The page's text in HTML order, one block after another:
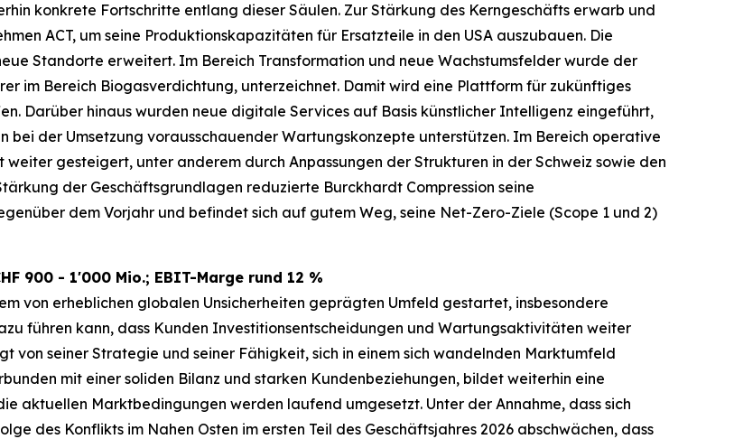
konkrete Fortschritte entlang dieser Säulen. Zur Stärkung des Kerngeschäfts erwarb und
ACT, um seine Produktionskapazitäten für Ersatzteile in den USA auszubauen. Die
Standorte erweitert. Im Bereich Transformation und neue Wachstumsfelder wurde der
im Bereich Biogasverdichtung, unterzeichnet. Damit wird eine Plattform für zukünftiges
Darüber hinaus wurden neue digitale Services auf Basis künstlicher Intelligenz eingeführt,
bei der Umsetzung vorausschauender Wartungskonzepte unterstützen. Im Bereich operative
gesteigert, unter anderem durch Anpassungen der Strukturen in der Schweiz sowie den
der Geschäftsgrundlagen reduzierte Burckhardt Compression seine
dem Vorjahr und befindet sich auf gutem Weg, seine Net-Zero-Ziele (Scope 1 und 2)
900 - 1'000 Mio.; EBIT-Marge rund 12 %
von erheblichen globalen Unsicherheiten geprägten Umfeld gestartet, insbesondere
führen kann, dass Kunden Investitionsentscheidungen und Wartungsaktivitäten weiter
von seiner Strategie und seiner Fähigkeit, sich in einem sich wandelnden Marktumfeld
mit einer soliden Bilanz und starken Kundenbeziehungen, bildet weiterhin eine
aktuellen Marktbedingungen werden laufend umgesetzt. Unter der Annahme, dass sich
des Konflikts im Nahen Osten im ersten Teil des Geschäftsjahres 2026 abschwächen, dass